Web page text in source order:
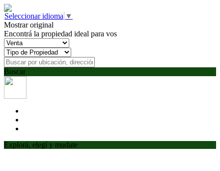
Seleccionar idioma ▼
Mostrar original
Encontrá la propiedad ideal para vos
Buscar
Explorá, elegí y mudate